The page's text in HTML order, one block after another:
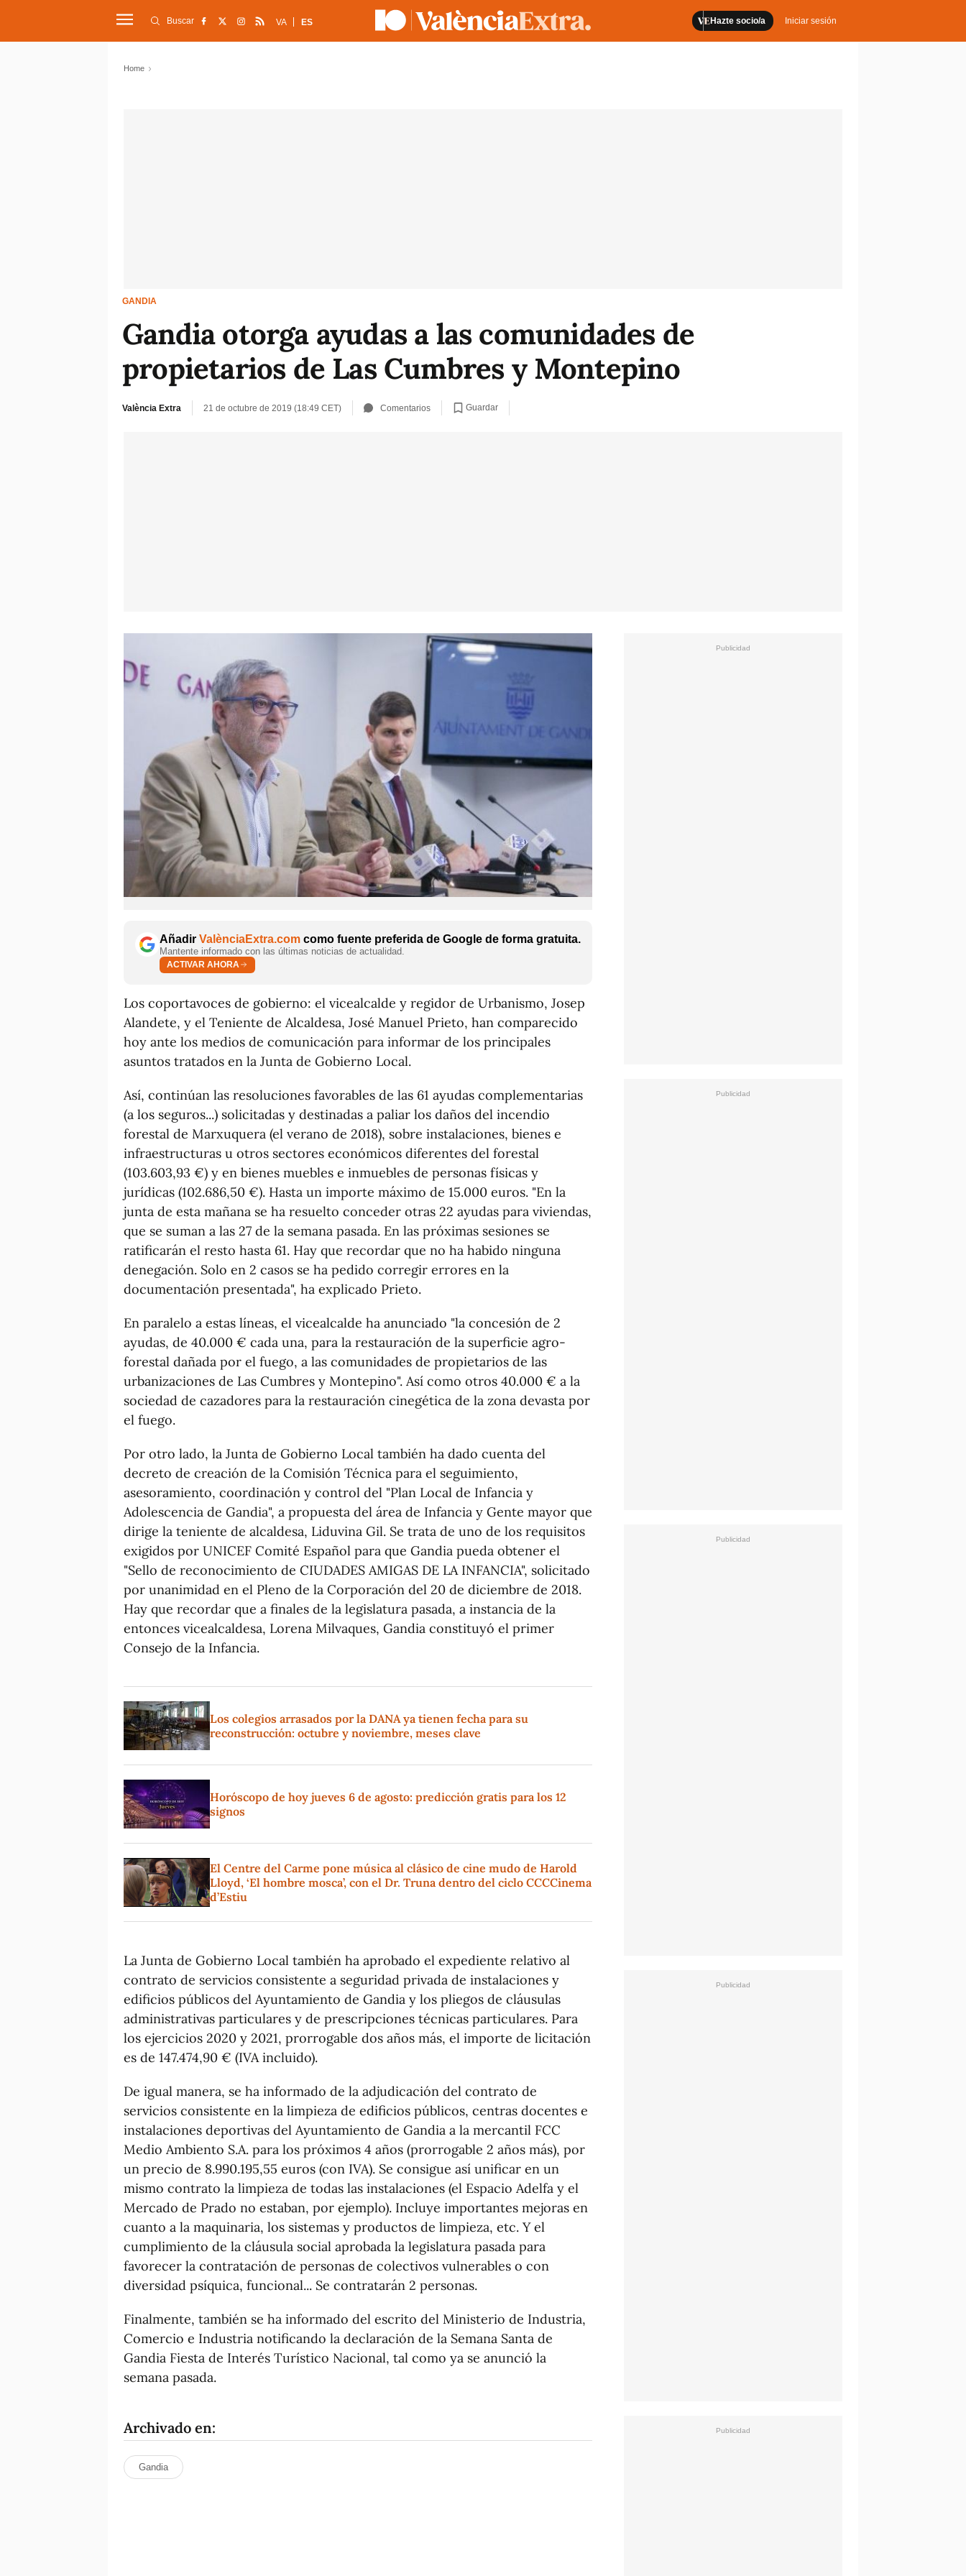
Hazte socio/a Iniciar sesión
Buscar VA ES
Home
GANDIA
Gandia otorga ayudas a las comunidades de
propietarios de Las Cumbres y Montepino
València Extra 21 de octubre de 2019 (18:49 CET) Comentarios Guardar
Añadir ValènciaExtra.com como fuente preferida de Google de forma gratuita.
Mantente informado con las últimas noticias de actualidad.
ACTIVAR AHORA
Los coportavoces de gobierno: el vicealcalde y regidor de Urbanismo, Josep
Alandete, y el Teniente de Alcaldesa, José Manuel Prieto, han comparecido
hoy ante los medios de comunicación para informar de los principales
asuntos tratados en la Junta de Gobierno Local.
Así, continúan las resoluciones favorables de las 61 ayudas complementarias
(a los seguros...) solicitadas y destinadas a paliar los daños del incendio
forestal de Marxuquera (el verano de 2018), sobre instalaciones, bienes e
infraestructuras u otros sectores económicos diferentes del forestal
(103.603,93 €) y en bienes muebles e inmuebles de personas físicas y
jurídicas (102.686,50 €). Hasta un importe máximo de 15.000 euros. "En la
junta de esta mañana se ha resuelto conceder otras 22 ayudas para viviendas,
que se suman a las 27 de la semana pasada. En las próximas sesiones se
ratificarán el resto hasta 61. Hay que recordar que no ha habido ninguna
denegación. Solo en 2 casos se ha pedido corregir errores en la
documentación presentada", ha explicado Prieto.
En paralelo a estas líneas, el vicealcalde ha anunciado "la concesión de 2
ayudas, de 40.000 € cada una, para la restauración de la superficie agro-
forestal dañada por el fuego, a las comunidades de propietarios de las
urbanizaciones de Las Cumbres y Montepino". Así como otros 40.000 € a la
sociedad de cazadores para la restauración cinegética de la zona devasta por
el fuego.
Por otro lado, la Junta de Gobierno Local también ha dado cuenta del
decreto de creación de la Comisión Técnica para el seguimiento,
asesoramiento, coordinación y control del "Plan Local de Infancia y
Adolescencia de Gandia", a propuesta del área de Infancia y Gente mayor que
dirige la teniente de alcaldesa, Liduvina Gil. Se trata de uno de los requisitos
exigidos por UNICEF Comité Español para que Gandia pueda obtener el
"Sello de reconocimiento de CIUDADES AMIGAS DE LA INFANCIA", solicitado
por unanimidad en el Pleno de la Corporación del 20 de diciembre de 2018.
Hay que recordar que a finales de la legislatura pasada, a instancia de la
entonces vicealcaldesa, Lorena Milvaques, Gandia constituyó el primer
Consejo de la Infancia.
Los colegios arrasados por la DANA ya tienen fecha para su
reconstrucción: octubre y noviembre, meses clave
Horóscopo de hoy jueves 6 de agosto: predicción gratis para los 12
signos
El Centre del Carme pone música al clásico de cine mudo de Harold
Lloyd, ‘El hombre mosca’, con el Dr. Truna dentro del ciclo CCCCinema
d’Estiu
La Junta de Gobierno Local también ha aprobado el expediente relativo al
contrato de servicios consistente a seguridad privada de instalaciones y
edificios públicos del Ayuntamiento de Gandia y los pliegos de cláusulas
administrativas particulares y de prescripciones técnicas particulares. Para
los ejercicios 2020 y 2021, prorrogable dos años más, el importe de licitación
es de 147.474,90 € (IVA incluido).
De igual manera, se ha informado de la adjudicación del contrato de
servicios consistente en la limpieza de edificios públicos, centras docentes e
instalaciones deportivas del Ayuntamiento de Gandia a la mercantil FCC
Medio Ambiento S.A. para los próximos 4 años (prorrogable 2 años más), por
un precio de 8.990.195,55 euros (con IVA). Se consigue así unificar en un
mismo contrato la limpieza de todas las instalaciones (el Espacio Adelfa y el
Mercado de Prado no estaban, por ejemplo). Incluye importantes mejoras en
cuanto a la maquinaria, los sistemas y productos de limpieza, etc. Y el
cumplimiento de la cláusula social aprobada la legislatura pasada para
favorecer la contratación de personas de colectivos vulnerables o con
diversidad psíquica, funcional... Se contratarán 2 personas.
Finalmente, también se ha informado del escrito del Ministerio de Industria,
Comercio e Industria notificando la declaración de la Semana Santa de
Gandia Fiesta de Interés Turístico Nacional, tal como ya se anunció la
semana pasada.
Archivado en:
Gandia